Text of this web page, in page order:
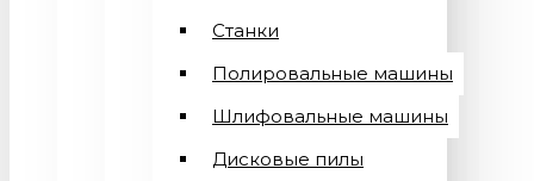
Станки
Полировальные машины
Шлифовальные машины
Дисковые пилы